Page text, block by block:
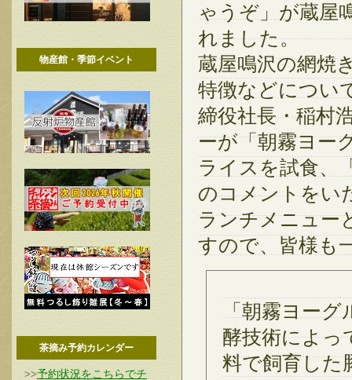
物産館・季節イベント
茶摘み予約カレンダー
>>予約状況をこちらでチ
ゃうぞ」が蔵屋
れました。
蔵屋鳴沢の網焼
特徴などについ
締役社長・稲村
ーが「朝霧ヨー
ライスを試食、
のコメントをい
ランチメニュー
すので、皆様も
「朝霧ヨー
酵技術によっ
料で飼育した